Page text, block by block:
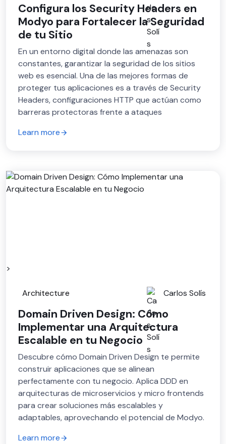
Configura los Security Headers en
Modyo para Fortalecer la Seguridad
de tu Sitio
En un entorno digital donde las amenazas son
constantes, garantizar la seguridad de los sitios
web es esencial. Una de las mejores formas de
proteger tus aplicaciones es a través de Security
Headers, configuraciones HTTP que actúan como
barreras protectoras frente a ataques
Learn more
>
Architecture Carlos Solís
Domain Driven Design: Cómo
Implementar una Arquitectura
Escalable en tu Negocio
Descubre cómo Domain Driven Design te permite
construir aplicaciones que se alinean
perfectamente con tu negocio. Aplica DDD en
arquitecturas de microservicios y micro frontends
para crear soluciones más escalables y
adaptables, aprovechando el potencial de Modyo.
Learn more